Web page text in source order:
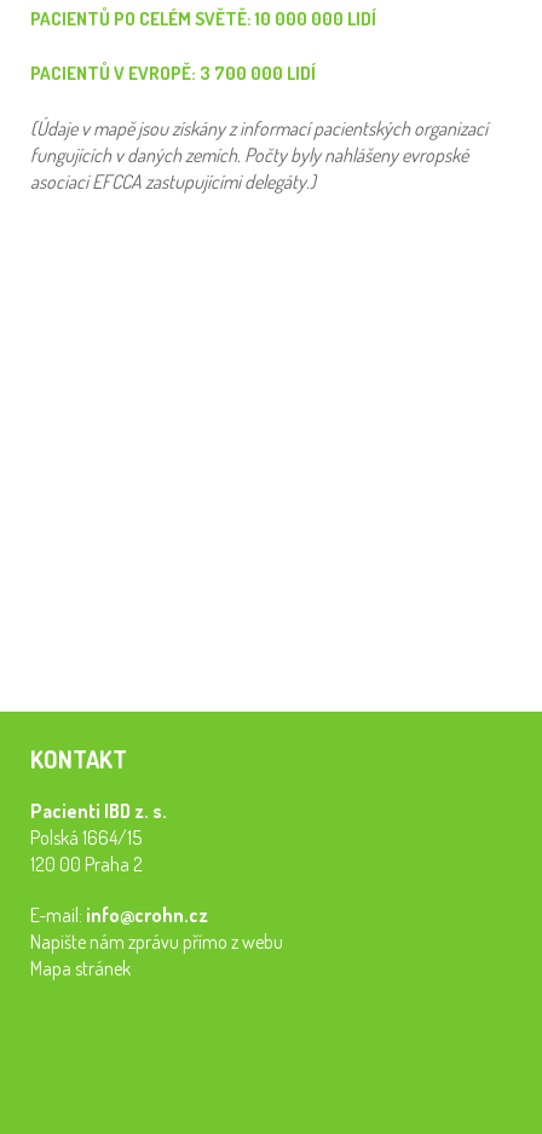
PACIENTŮ PO CELÉM SVĚTĚ: 10 000 000 LIDÍ
PACIENTŮ V EVROPĚ: 3 700 000 LIDÍ
(Údaje v mapě jsou získány z informací pacientských organizací
fungujících v daných zemích. Počty byly nahlášeny evropské
asociaci EFCCA zastupujícími delegáty.)
KONTAKT
Pacienti IBD z. s.
Polská 1664/15
120 00 Praha 2
E-mail: info@crohn.cz
Napište nám zprávu přímo z webu
Mapa stránek